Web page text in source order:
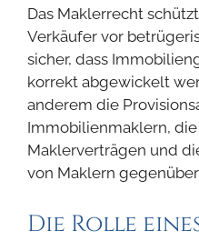
Das Maklerrecht
Verkäufer vor
sicher, dass
korrekt abgewickelt
anderem die
Immobilienmaklern,
Maklerverträgen und
von Maklern
Die Rolle